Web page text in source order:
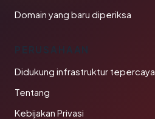
Domain yang baru diperiksa
PERUSAHAAN
Didukung infrastruktur tepercaya
Tentang
Kebijakan Privasi